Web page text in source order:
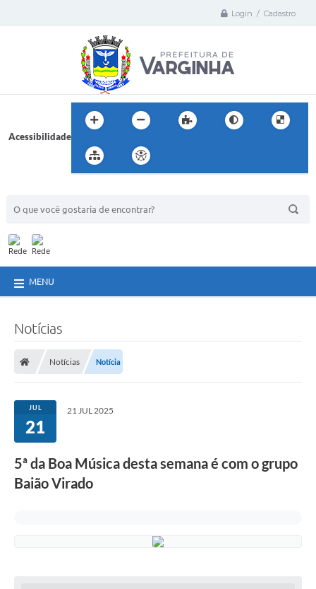
Login / Cadastro
Acessibilidade
MENU
Notícias
Notícias Notícia
JUL
21
21 JUL 2025
5ª da Boa Música desta semana é com o grupo
Baião Virado